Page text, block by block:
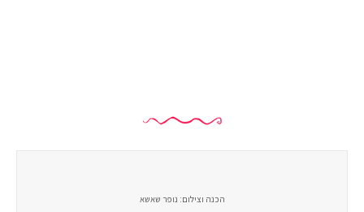
הכנה וצילום: נופר שאשא